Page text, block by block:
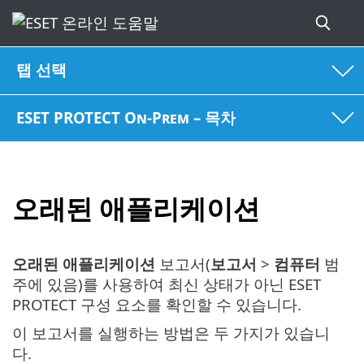
탭 선택
ESET PROTECT On-Prem – 목차
오래된 애플리케이션
오래된 애플리케이션 보고서(보고서 > 컴퓨터 범
주에 있음)를 사용하여 최신 상태가 아닌 ESET
PROTECT 구성 요소를 확인할 수 있습니다.
이 보고서를 실행하는 방법은 두 가지가 있습니
다.